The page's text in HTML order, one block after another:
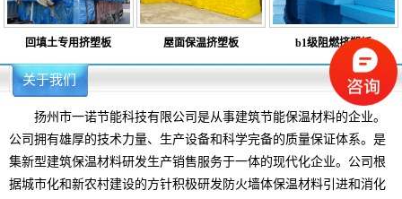
回填土专用挤塑板 屋面保温挤塑板 b1级阻燃挤塑板
更多>>
关于我们
扬州市一诺节能科技有限公司是从事建筑节能保温材料的企业。
公司拥有雄厚的技术力量、生产设备和科学完备的质量保证体系。是
集新型建筑保温材料研发生产销售服务于一体的现代化企业。公司根
据城市化和新农村建设的方针积极研发防火墙体保温材料引进和消化